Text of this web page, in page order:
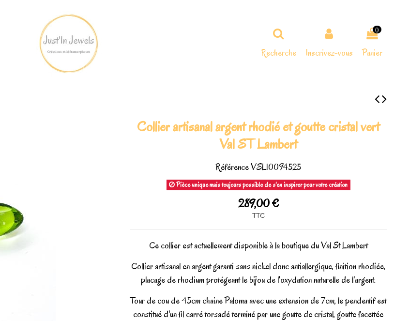
Recherche Inscrivez-vous
0
Panier
Collier artisanal argent rhodié et goutte cristal vert
Val ST Lambert
RéférenceVSL10094525
Pièce unique mais toujours possible de s'en inspirer pour votre création
289,00 €
TTC
Ce collier est actuellement disponible à la boutique du Val St Lambert
Collier artisanal en argent garanti sans nickel donc antiallergique, finition rhodiée,
placage de rhodium protégeant le bijou de l'oxydation naturelle de l'argent.
Tour de cou de 45cm chaine Paloma avec une extension de 7cm, le pendentif est
constitué d'un fil carré torsadé terminé par une goutte de cristal, goutte facettée